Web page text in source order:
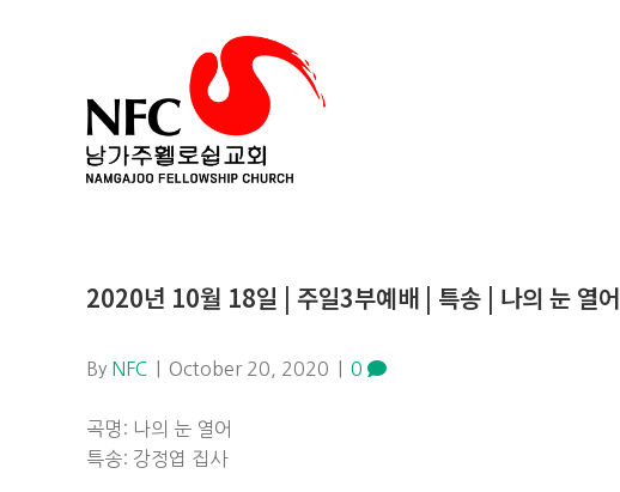
2020년 10월 18일 | 주일3부예배 | 특송 | 나의 눈 열어
By NFC October 20, 2020 0
곡명: 나의 눈 열어
특송: 강정엽 집사